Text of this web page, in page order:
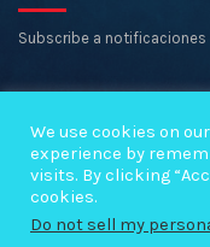
Subscribe a notificaciones
We use cookies on
experience by
visits. By clicking
cookies.
Do not sell my